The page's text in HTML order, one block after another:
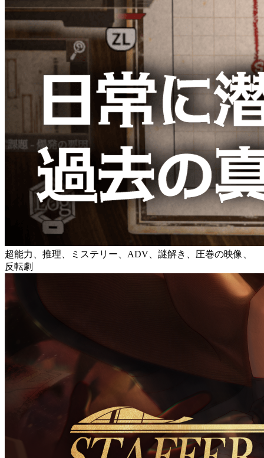
超能力、推理、ミステリー、ADV、謎解き、圧巻の映像、
反転劇